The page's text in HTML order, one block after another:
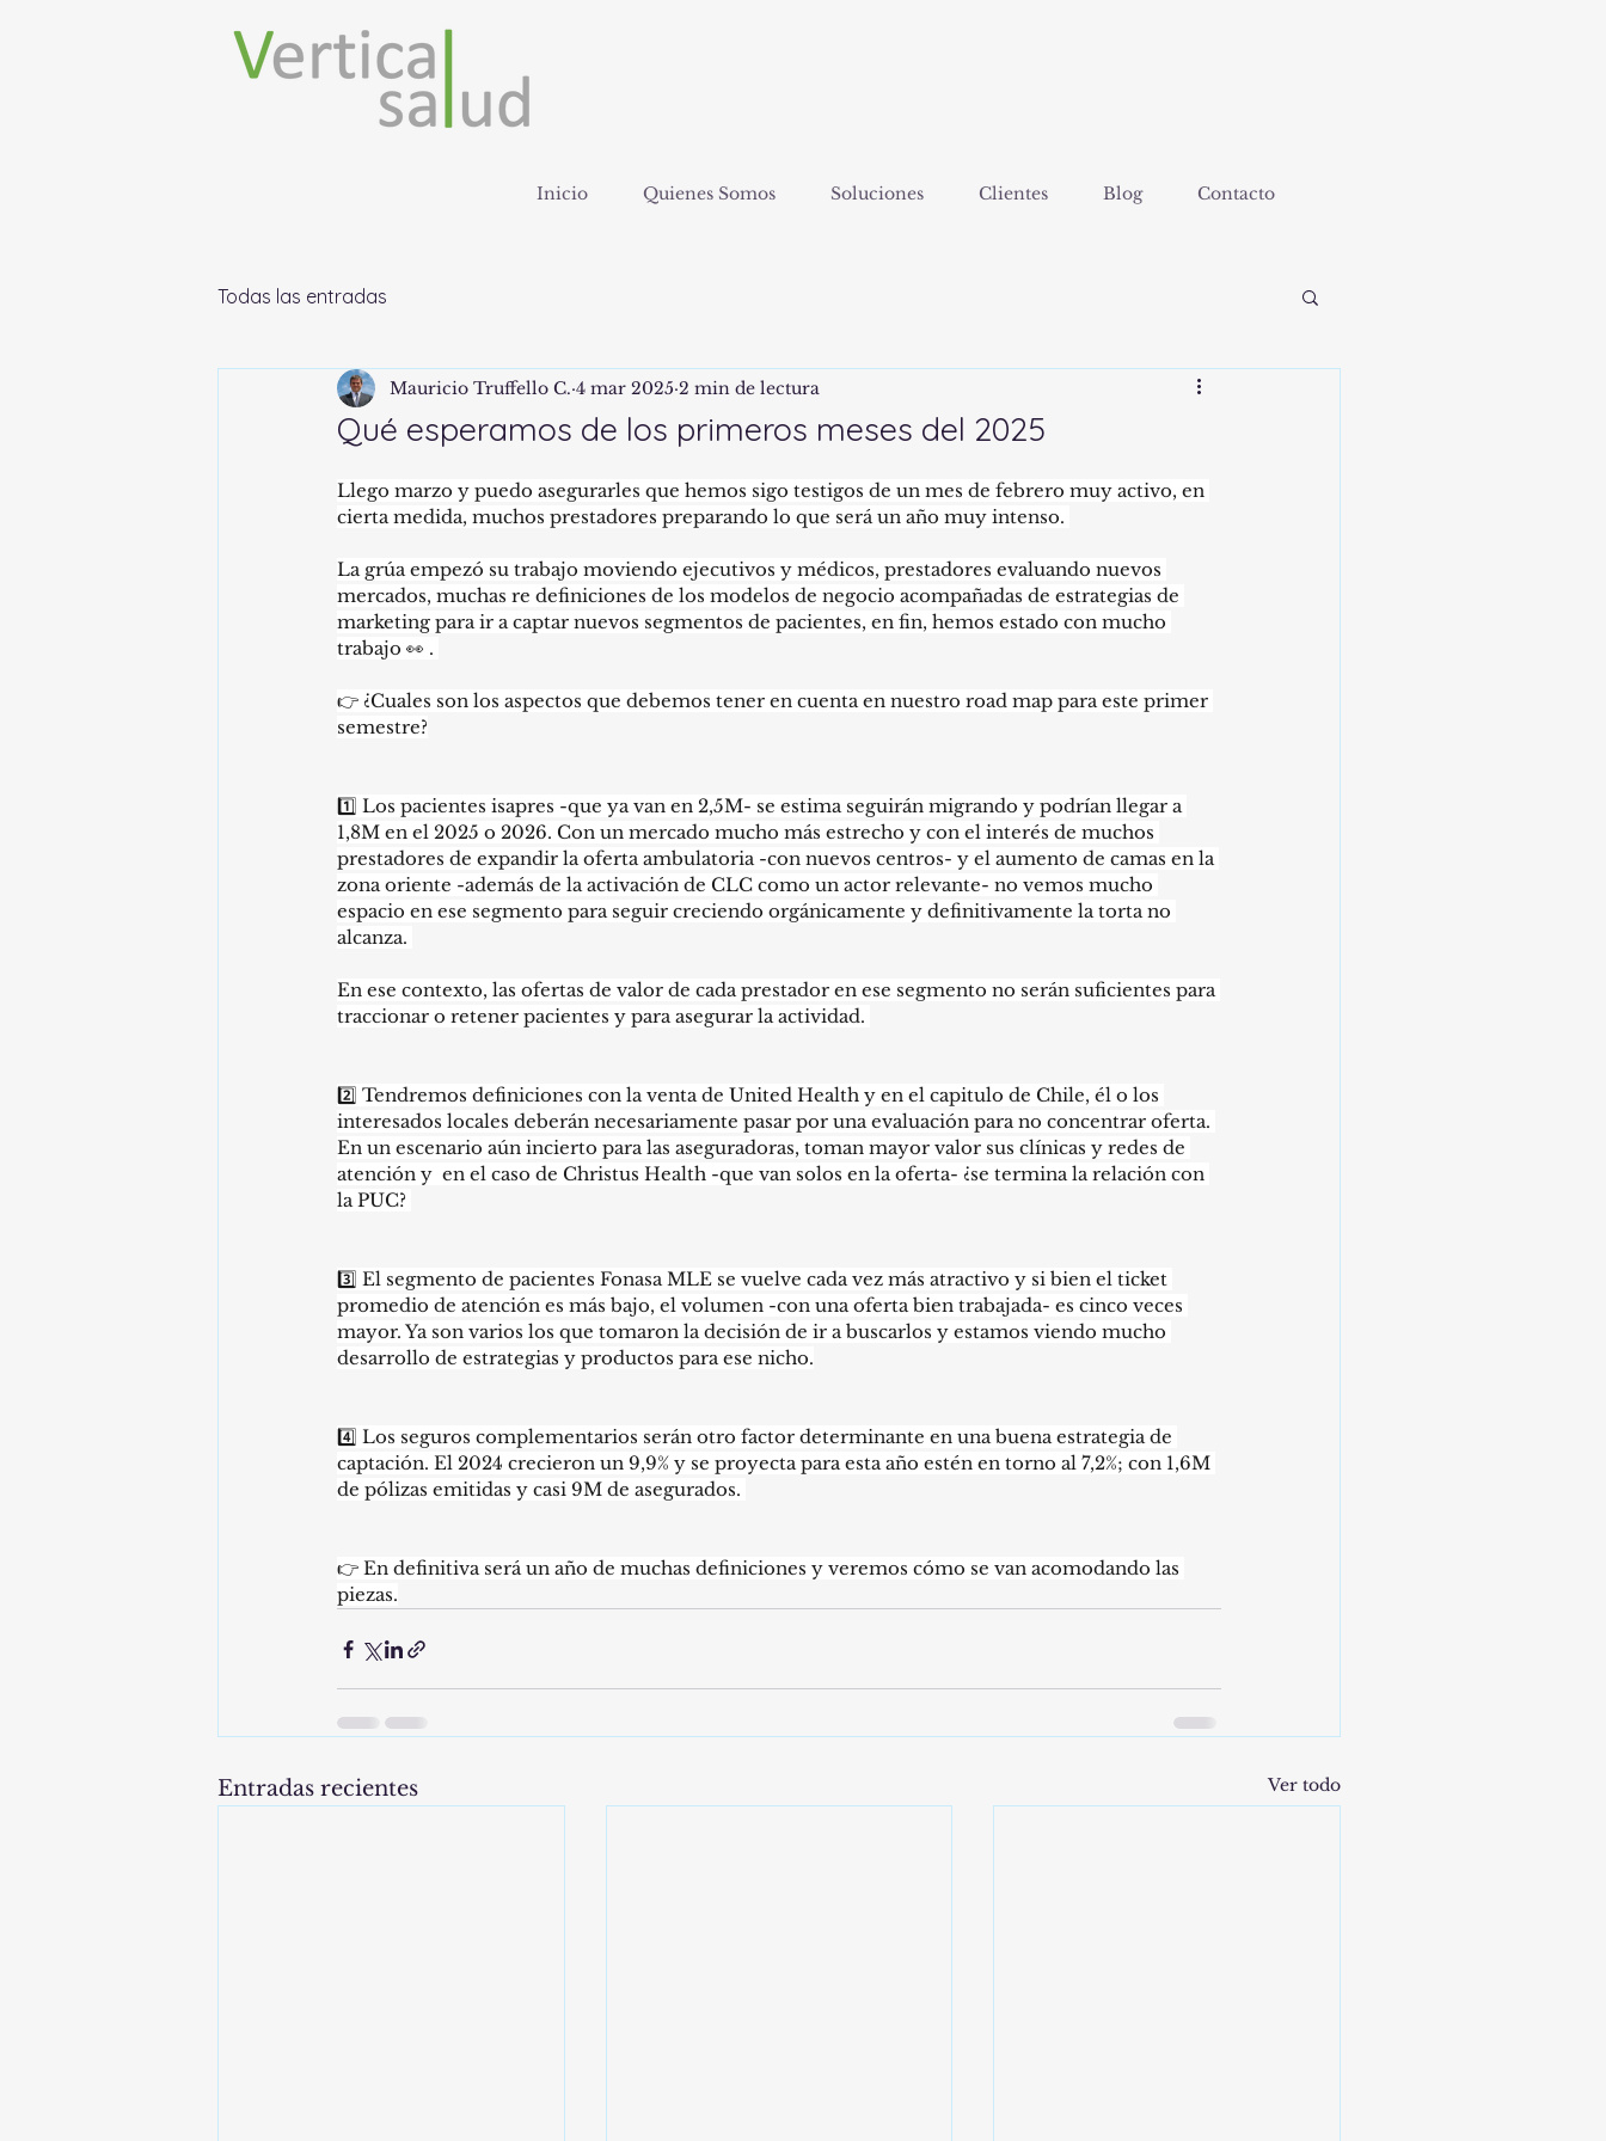
Inicio Quienes Somos Soluciones Clientes Blog Contacto
Todas las entradas
Qué esperamos de los primeros meses del 2025
Mauricio Truffello C. 4 mar 2025 2 min de lectura
Llego marzo y puedo asegurarles que hemos sigo testigos de un mes de febrero muy activo, en
cierta medida, muchos prestadores preparando lo que será un año muy intenso.
La grúa empezó su trabajo moviendo ejecutivos y médicos, prestadores evaluando nuevos
mercados, muchas re definiciones de los modelos de negocio acompañadas de estrategias de
marketing para ir a captar nuevos segmentos de pacientes, en fin, hemos estado con mucho
trabajo 👀 .
👉 ¿Cuales son los aspectos que debemos tener en cuenta en nuestro road map para este primer
semestre?
1️⃣ Los pacientes isapres -que ya van en 2,5M- se estima seguirán migrando y podrían llegar a
1,8M en el 2025 o 2026. Con un mercado mucho más estrecho y con el interés de muchos
prestadores de expandir la oferta ambulatoria -con nuevos centros- y el aumento de camas en la
zona oriente -además de la activación de CLC como un actor relevante- no vemos mucho
espacio en ese segmento para seguir creciendo orgánicamente y definitivamente la torta no
alcanza.
En ese contexto, las ofertas de valor de cada prestador en ese segmento no serán suficientes para
traccionar o retener pacientes y para asegurar la actividad.
2️⃣ Tendremos definiciones con la venta de United Health y en el capitulo de Chile, él o los
interesados locales deberán necesariamente pasar por una evaluación para no concentrar oferta.
En un escenario aún incierto para las aseguradoras, toman mayor valor sus clínicas y redes de
atención y  en el caso de Christus Health -que van solos en la oferta- ¿se termina la relación con
la PUC?
3️⃣ El segmento de pacientes Fonasa MLE se vuelve cada vez más atractivo y si bien el ticket
promedio de atención es más bajo, el volumen -con una oferta bien trabajada- es cinco veces
mayor. Ya son varios los que tomaron la decisión de ir a buscarlos y estamos viendo mucho
desarrollo de estrategias y productos para ese nicho.
4️⃣ Los seguros complementarios serán otro factor determinante en una buena estrategia de
captación. El 2024 crecieron un 9,9% y se proyecta para esta año estén en torno al 7,2%; con 1,6M
de pólizas emitidas y casi 9M de asegurados.
👉 En definitiva será un año de muchas definiciones y veremos cómo se van acomodando las
piezas.
Entradas recientes Ver todo